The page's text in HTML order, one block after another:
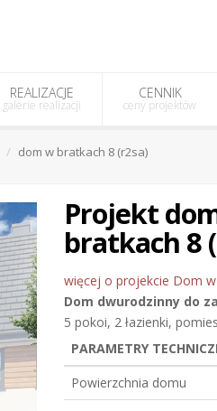
REALIZACJE
galerie realizacji
CENNIK
ceny projektów
dom w bratkach 8 (r2sa)
Projekt
bratkach 8
więcej o projekcie Dom
Dom dwurodzinny do
5 pokoi, 2 łazienki,
PARAMETRY
Powierzchnia domu